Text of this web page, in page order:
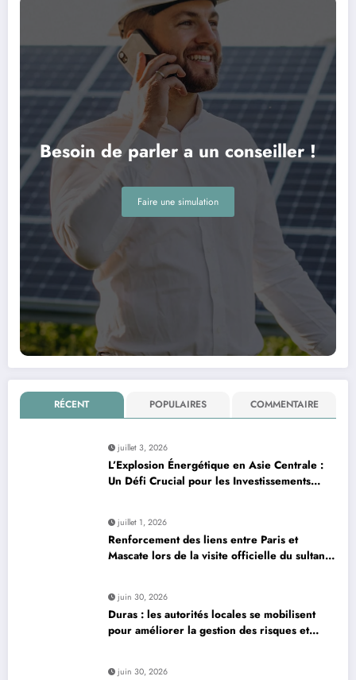
Besoin de parler a un conseiller !
Faire une simulation
RÉCENT POPULAIRES COMMENTAIRE
juillet 3, 2026
L’Explosion Énergétique en Asie Centrale :
Un Défi Crucial pour les Investissements
juillet 1, 2026
Renforcement des liens entre Paris et
Mascate lors de la visite officielle du sultan
juin 30, 2026
Duras : les autorités locales se mobilisent
pour améliorer la gestion des risques et
juin 30, 2026